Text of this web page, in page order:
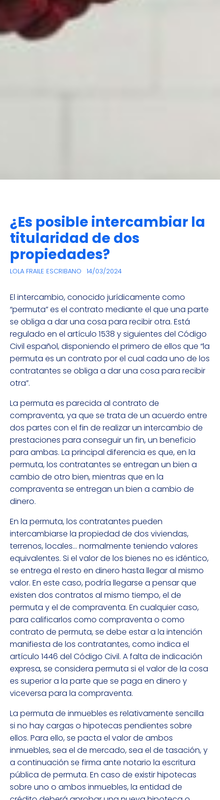
¿Es posible intercambiar la
titularidad de dos
propiedades?
LOLA FRAILE ESCRIBANO 14/03/2024
El intercambio, conocido jurídicamente como
“permuta” es el contrato mediante el que una parte
se obliga a dar una cosa para recibir otra. Está
regulado en el artículo 1538 y siguientes del Código
Civil español, disponiendo el primero de ellos que “la
permuta es un contrato por el cual cada uno de los
contratantes se obliga a dar una cosa para recibir
otra”.
La permuta es parecida al contrato de
compraventa, ya que se trata de un acuerdo entre
dos partes con el fin de realizar un intercambio de
prestaciones para conseguir un fin, un beneficio
para ambas. La principal diferencia es que, en la
permuta, los contratantes se entregan un bien a
cambio de otro bien, mientras que en la
compraventa se entregan un bien a cambio de
dinero.
En la permuta, los contratantes pueden
intercambiarse la propiedad de dos viviendas,
terrenos, locales… normalmente teniendo valores
equivalentes. Si el valor de los bienes no es idéntico,
se entrega el resto en dinero hasta llegar al mismo
valor. En este caso, podría llegarse a pensar que
existen dos contratos al mismo tiempo, el de
permuta y el de compraventa. En cualquier caso,
para calificarlos como compraventa o como
contrato de permuta, se debe estar a la intención
manifiesta de los contratantes, como indica el
artículo 1446 del Código Civil. A falta de indicación
expresa, se considera permuta si el valor de la cosa
es superior a la parte que se paga en dinero y
viceversa para la compraventa.
La permuta de inmuebles es relativamente sencilla
si no hay cargas o hipotecas pendientes sobre
ellos. Para ello, se pacta el valor de ambos
inmuebles, sea el de mercado, sea el de tasación, y
a continuación se firma ante notario la escritura
pública de permuta. En caso de existir hipotecas
sobre uno o ambos inmuebles, la entidad de